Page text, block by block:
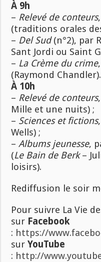
À 9h
– Relevé de conteurs
(traditions orales
– Del Sud(n°2), par
Sant Jordi ou Saint
– La Crème du crime
(Raymond Chandler).
À 10h
– Relevé de conteurs
Mille et une nuits) ;
– Sciences et fictions
Wells) ;
–Albums jeunesse,
(Le Bain de Berk–
loisirs).
Rediffusion le soir
Pour suivre La Vie
sur Facebook
: https://
surYouTube
: http://